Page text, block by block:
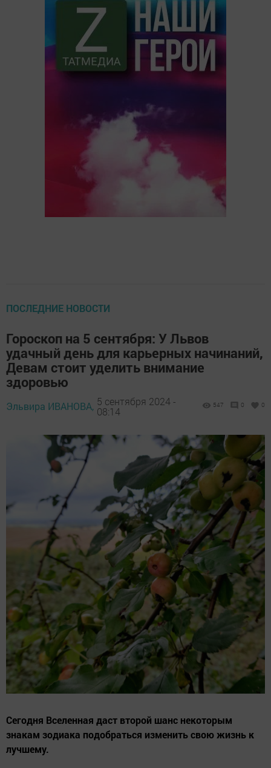
ПОСЛЕДНИЕ НОВОСТИ
Гороскоп на 5 сентября: У Львов
удачный день для карьерных начинаний,
Девам стоит уделить внимание
здоровью
Эльвира ИВАНОВА, 5 сентября 2024 -
08:14
547 0 0
Сегодня Вселенная даст второй шанс некоторым
знакам зодиака подобраться изменить свою жизнь к
лучшему.